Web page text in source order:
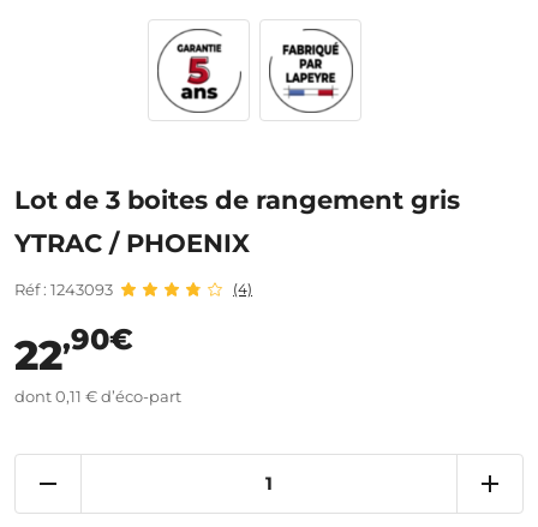
Lot de 3 boites de rangement gris
YTRAC / PHOENIX
Réf : 1243093 (4)
22,90€
dont 0,11 € d’éco-part